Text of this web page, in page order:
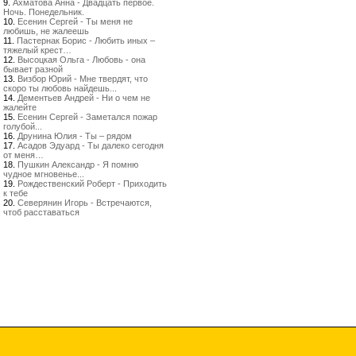
9. Ахматова Анна - Двадцать первое.
Ночь. Понедельник.
10. Есенин Сергей - Ты меня не
любишь, не жалеешь
11. Пастернак Борис - Любить иных –
тяжелый крест…
12. Высоцкая Ольга - Любовь - она
бывает разной
13. Визбор Юрий - Мне твердят, что
скоро ты любовь найдешь...
14. Дементьев Андрей - Ни о чем не
жалейте
15. Есенин Сергей - Заметался пожар
голубой...
16. Друнина Юлия - Ты – рядом
17. Асадов Эдуард - Ты далеко сегодня
от меня…
18. Пушкин Александр - Я помню
чудное мгновенье...
19. Рождественский Роберт - Приходить
к тебе
20. Северянин Игорь - Встречаются,
чтоб расставаться